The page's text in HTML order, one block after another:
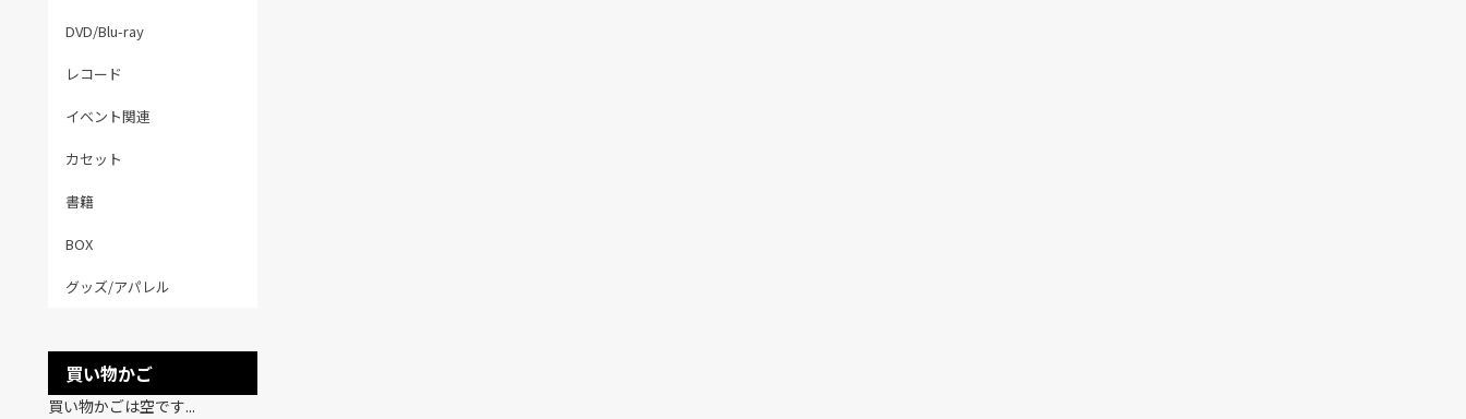
DVD/Blu-ray
レコード
イベント関連
カセット
書籍
BOX
グッズ/アパレル
買い物かご
買い物かごは空です...